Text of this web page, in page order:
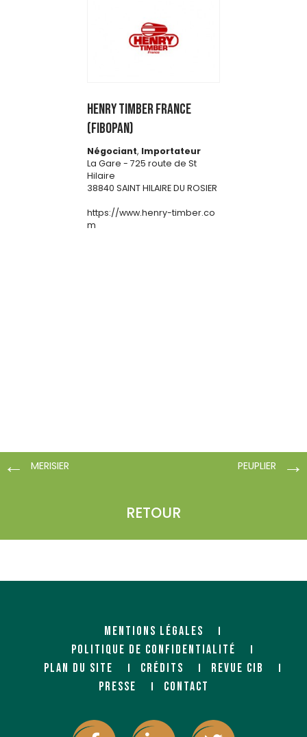
HENRY TIMBER FRANCE
(FIBOPAN)
Négociant, Importateur
La Gare - 725 route de St
Hilaire
38840 SAINT HILAIRE DU ROSIER
https://www.henry-timber.co
m
MERISIER
RETOUR
PEUPLIER
MENTIONS LÉGALES
POLITIQUE DE CONFIDENTIALITÉ
PLAN DU SITE
CRÉDITS
REVUE CIB
PRESSE
CONTACT